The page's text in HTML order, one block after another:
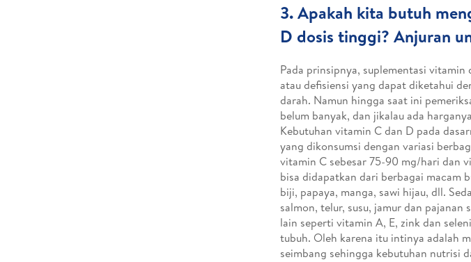
3. Apakah kita butuh
D dosis tinggi? Anjuran
Pada prinsipnya, suplementasi
atau defisiensi yang dapat diketahui
darah. Namun hingga saat ini
belum banyak, dan jikalau ada
Kebutuhan vitamin C dan D pada
yang dikonsumsi dengan variasi
vitamin C sebesar 75-90 mg/hari dan
bisa didapatkan dari berbagai macam
biji, papaya, manga, sawi hijau, dll.
salmon, telur, susu, jamur dan
lain seperti vitamin A, E, zink dan
tubuh. Oleh karena itu intinya adalah
seimbang sehingga kebutuhan nutrisi